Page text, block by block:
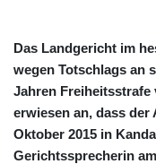
Das Landgericht im
wegen Totschlags an
Jahren Freiheitsstrafe
erwiesen an, dass
Oktober 2015 in
Gerichtssprecherin